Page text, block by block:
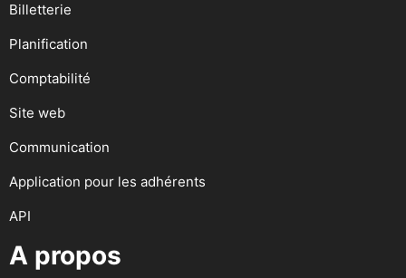
Billetterie
Planification
Comptabilité
Site web
Communication
Application pour les adhérents
API
A propos